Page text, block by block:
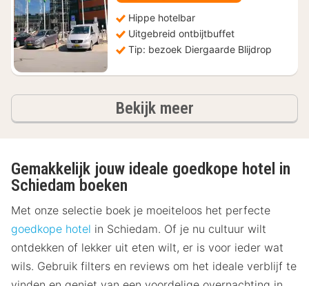
Hippe hotelbar
Uitgebreid ontbijtbuffet
Tip: bezoek Diergaarde Blijdrop
Bekijk meerhotels
Gemakkelijk jouw ideale goedkope hotel in
Schiedam boeken
Met onze selectie boek je moeiteloos het perfecte
goedkope hotel in Schiedam. Of je nu cultuur wilt
ontdekken of lekker uit eten wilt, er is voor ieder wat
wils. Gebruik filters en reviews om het ideale verblijf te